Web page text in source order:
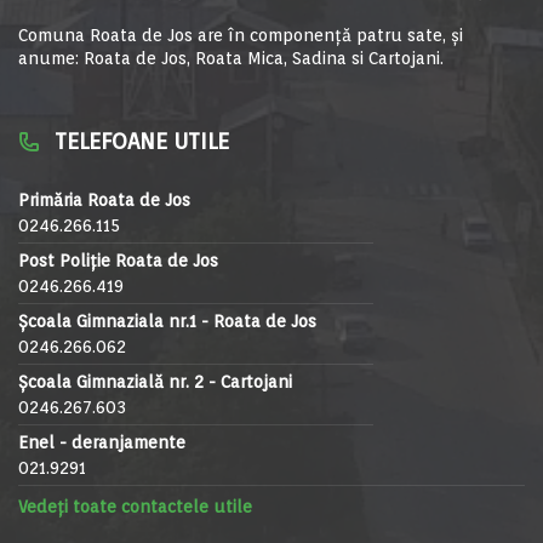
Comuna Roata de Jos are în componență patru sate, și
anume: Roata de Jos, Roata Mica, Sadina si Cartojani.
TELEFOANE UTILE
Primăria Roata de Jos
0246.266.115
Post Poliție Roata de Jos
0246.266.419
Școala Gimnaziala nr.1 - Roata de Jos
0246.266.062
Școala Gimnazială nr. 2 - Cartojani
0246.267.603
Enel - deranjamente
021.9291
Vedeți toate contactele utile